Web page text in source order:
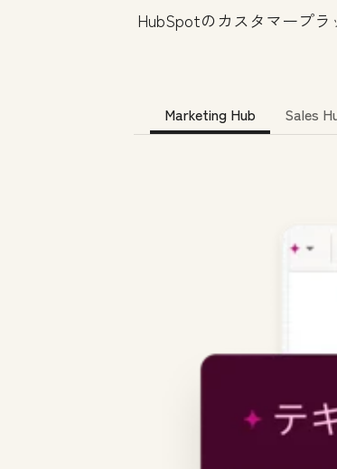
HubSpotのカスタマープ
Marketing Hub Sales